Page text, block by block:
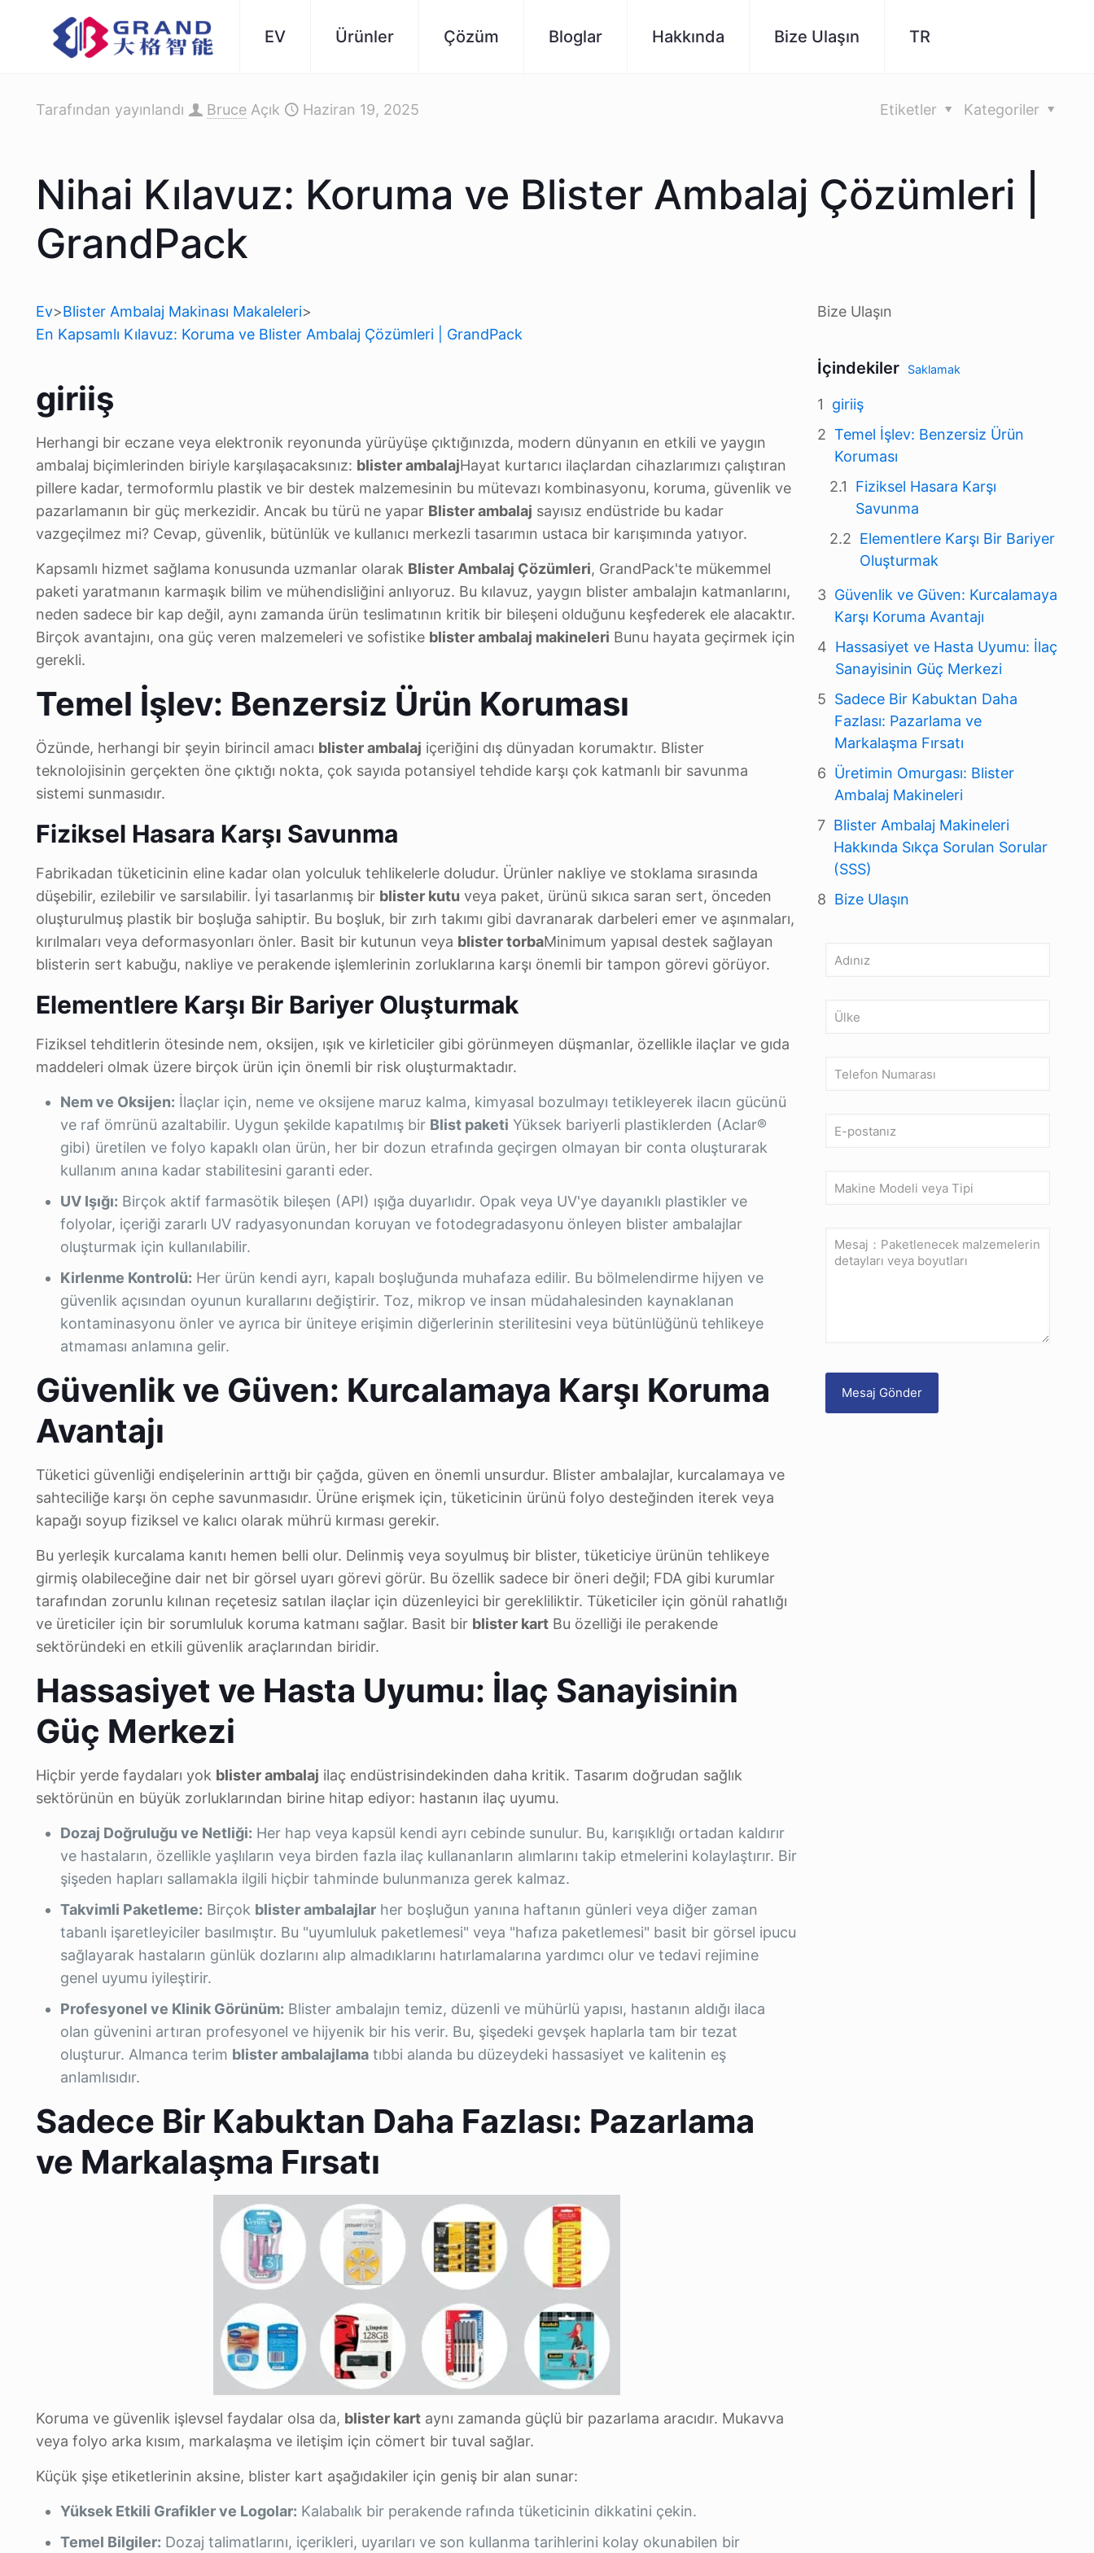
EV Ürünler Çözüm Bloglar Hakkında Bize Ulaşın TR
Tarafından yayınlandı Bruce Açık Haziran 19, 2025 Kategoriler
Etiketler
Nihai Kılavuz: Koruma ve Blister Ambalaj Çözümleri |
GrandPack
Ev>Blister Ambalaj Makinası Makaleleri>
En Kapsamlı Kılavuz: Koruma ve Blister Ambalaj Çözümleri | GrandPack
giriiş
Herhangi bir eczane veya elektronik reyonunda yürüyüşe çıktığınızda, modern dünyanın en etkili ve yaygın
ambalaj biçimlerinden biriyle karşılaşacaksınız: blister ambalajHayat kurtarıcı ilaçlardan cihazlarımızı çalıştıran
pillere kadar, termoformlu plastik ve bir destek malzemesinin bu mütevazı kombinasyonu, koruma, güvenlik ve
pazarlamanın bir güç merkezidir. Ancak bu türü ne yapar Blister ambalaj sayısız endüstride bu kadar
vazgeçilmez mi? Cevap, güvenlik, bütünlük ve kullanıcı merkezli tasarımın ustaca bir karışımında yatıyor.
Kapsamlı hizmet sağlama konusunda uzmanlar olarak Blister Ambalaj Çözümleri, GrandPack'te mükemmel
paketi yaratmanın karmaşık bilim ve mühendisliğini anlıyoruz. Bu kılavuz, yaygın blister ambalajın katmanlarını,
neden sadece bir kap değil, aynı zamanda ürün teslimatının kritik bir bileşeni olduğunu keşfederek ele alacaktır.
Birçok avantajını, ona güç veren malzemeleri ve sofistike blister ambalaj makineleri Bunu hayata geçirmek için
gerekli.
Temel İşlev: Benzersiz Ürün Koruması
Özünde, herhangi bir şeyin birincil amacı blister ambalaj içeriğini dış dünyadan korumaktır. Blister
teknolojisinin gerçekten öne çıktığı nokta, çok sayıda potansiyel tehdide karşı çok katmanlı bir savunma
sistemi sunmasıdır.
Fiziksel Hasara Karşı Savunma
Fabrikadan tüketicinin eline kadar olan yolculuk tehlikelerle doludur. Ürünler nakliye ve stoklama sırasında
düşebilir, ezilebilir ve sarsılabilir. İyi tasarlanmış bir blister kutu veya paket, ürünü sıkıca saran sert, önceden
oluşturulmuş plastik bir boşluğa sahiptir. Bu boşluk, bir zırh takımı gibi davranarak darbeleri emer ve aşınmaları,
kırılmaları veya deformasyonları önler. Basit bir kutunun veya blister torbaMinimum yapısal destek sağlayan
blisterin sert kabuğu, nakliye ve perakende işlemlerinin zorluklarına karşı önemli bir tampon görevi görüyor.
Elementlere Karşı Bir Bariyer Oluşturmak
Fiziksel tehditlerin ötesinde nem, oksijen, ışık ve kirleticiler gibi görünmeyen düşmanlar, özellikle ilaçlar ve gıda
maddeleri olmak üzere birçok ürün için önemli bir risk oluşturmaktadır.
Nem ve Oksijen: İlaçlar için, neme ve oksijene maruz kalma, kimyasal bozulmayı tetikleyerek ilacın gücünü
ve raf ömrünü azaltabilir. Uygun şekilde kapatılmış bir Blist paketi Yüksek bariyerli plastiklerden (Aclar®
gibi) üretilen ve folyo kapaklı olan ürün, her bir dozun etrafında geçirgen olmayan bir conta oluşturarak
kullanım anına kadar stabilitesini garanti eder.
UV Işığı: Birçok aktif farmasötik bileşen (API) ışığa duyarlıdır. Opak veya UV'ye dayanıklı plastikler ve
folyolar, içeriği zararlı UV radyasyonundan koruyan ve fotodegradasyonu önleyen blister ambalajlar
oluşturmak için kullanılabilir.
Kirlenme Kontrolü: Her ürün kendi ayrı, kapalı boşluğunda muhafaza edilir. Bu bölmelendirme hijyen ve
güvenlik açısından oyunun kurallarını değiştirir. Toz, mikrop ve insan müdahalesinden kaynaklanan
kontaminasyonu önler ve ayrıca bir üniteye erişimin diğerlerinin sterilitesini veya bütünlüğünü tehlikeye
atmaması anlamına gelir.
Güvenlik ve Güven: Kurcalamaya Karşı Koruma
Avantajı
Tüketici güvenliği endişelerinin arttığı bir çağda, güven en önemli unsurdur. Blister ambalajlar, kurcalamaya ve
sahteciliğe karşı ön cephe savunmasıdır. Ürüne erişmek için, tüketicinin ürünü folyo desteğinden iterek veya
kapağı soyup fiziksel ve kalıcı olarak mührü kırması gerekir.
Bu yerleşik kurcalama kanıtı hemen belli olur. Delinmiş veya soyulmuş bir blister, tüketiciye ürünün tehlikeye
girmiş olabileceğine dair net bir görsel uyarı görevi görür. Bu özellik sadece bir öneri değil; FDA gibi kurumlar
tarafından zorunlu kılınan reçetesiz satılan ilaçlar için düzenleyici bir gerekliliktir. Tüketiciler için gönül rahatlığı
ve üreticiler için bir sorumluluk koruma katmanı sağlar. Basit bir blister kart Bu özelliği ile perakende
sektöründeki en etkili güvenlik araçlarından biridir.
Hassasiyet ve Hasta Uyumu: İlaç Sanayisinin
Güç Merkezi
Hiçbir yerde faydaları yok blister ambalaj ilaç endüstrisindekinden daha kritik. Tasarım doğrudan sağlık
sektörünün en büyük zorluklarından birine hitap ediyor: hastanın ilaç uyumu.
Dozaj Doğruluğu ve Netliği: Her hap veya kapsül kendi ayrı cebinde sunulur. Bu, karışıklığı ortadan kaldırır
ve hastaların, özellikle yaşlıların veya birden fazla ilaç kullananların alımlarını takip etmelerini kolaylaştırır. Bir
şişeden hapları sallamakla ilgili hiçbir tahminde bulunmanıza gerek kalmaz.
Takvimli Paketleme: Birçok blister ambalajlar her boşluğun yanına haftanın günleri veya diğer zaman
tabanlı işaretleyiciler basılmıştır. Bu "uyumluluk paketlemesi" veya "hafıza paketlemesi" basit bir görsel ipucu
sağlayarak hastaların günlük dozlarını alıp almadıklarını hatırlamalarına yardımcı olur ve tedavi rejimine
genel uyumu iyileştirir.
Profesyonel ve Klinik Görünüm: Blister ambalajın temiz, düzenli ve mühürlü yapısı, hastanın aldığı ilaca
olan güvenini artıran profesyonel ve hijyenik bir his verir. Bu, şişedeki gevşek haplarla tam bir tezat
oluşturur. Almanca terim blister ambalajlama tıbbi alanda bu düzeydeki hassasiyet ve kalitenin eş
anlamlısıdır.
Sadece Bir Kabuktan Daha Fazlası: Pazarlama
ve Markalaşma Fırsatı
Koruma ve güvenlik işlevsel faydalar olsa da, blister kart aynı zamanda güçlü bir pazarlama aracıdır. Mukavva
veya folyo arka kısım, markalaşma ve iletişim için cömert bir tuval sağlar.
Küçük şişe etiketlerinin aksine, blister kart aşağıdakiler için geniş bir alan sunar:
Yüksek Etkili Grafikler ve Logolar: Kalabalık bir perakende rafında tüketicinin dikkatini çekin.
Temel Bilgiler: Dozaj talimatlarını, içerikleri, uyarıları ve son kullanma tarihlerini kolay okunabilen bir
Bize Ulaşın
İçindekiler Saklamak
giriiş
Temel İşlev: Benzersiz Ürün
Koruması
Fiziksel Hasara Karşı
Savunma
Elementlere Karşı Bir Bariyer
Oluşturmak
Güvenlik ve Güven: Kurcalamaya
Karşı Koruma Avantajı
Hassasiyet ve Hasta Uyumu: İlaç
Sanayisinin Güç Merkezi
Sadece Bir Kabuktan Daha
Fazlası: Pazarlama ve
Markalaşma Fırsatı
Üretimin Omurgası: Blister
Ambalaj Makineleri
Blister Ambalaj Makineleri
Hakkında Sıkça Sorulan Sorular
(SSS)
Bize Ulaşın